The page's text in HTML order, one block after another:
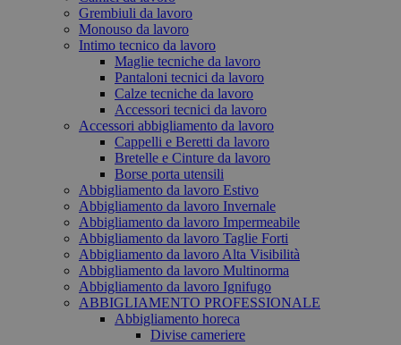
Grembiuli da lavoro
Monouso da lavoro
Intimo tecnico da lavoro
Maglie tecniche da lavoro
Pantaloni tecnici da lavoro
Calze tecniche da lavoro
Accessori tecnici da lavoro
Accessori abbigliamento da lavoro
Cappelli e Beretti da lavoro
Bretelle e Cinture da lavoro
Borse porta utensili
Abbigliamento da lavoro Estivo
Abbigliamento da lavoro Invernale
Abbigliamento da lavoro Impermeabile
Abbigliamento da lavoro Taglie Forti
Abbigliamento da lavoro Alta Visibilità
Abbigliamento da lavoro Multinorma
Abbigliamento da lavoro Ignifugo
ABBIGLIAMENTO PROFESSIONALE
Abbigliamento horeca
Divise cameriere